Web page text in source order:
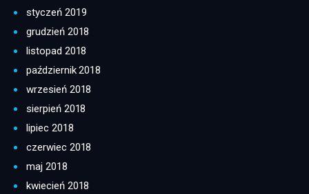
styczeń 2019
grudzień 2018
listopad 2018
październik 2018
wrzesień 2018
sierpień 2018
lipiec 2018
czerwiec 2018
maj 2018
kwiecień 2018